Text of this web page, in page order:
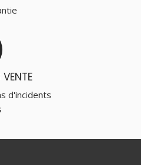
VENTE
d'incidents